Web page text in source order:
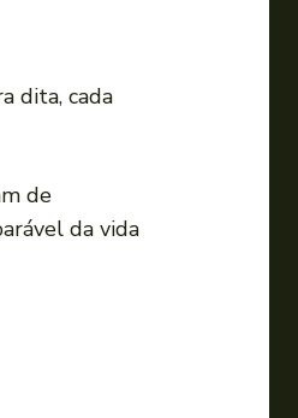
dita, cada
de
da vida